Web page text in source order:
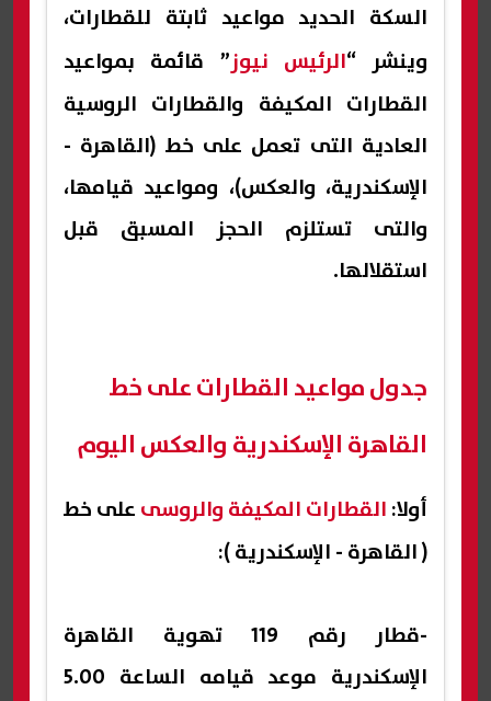
السكة الحديد مواعيد ثابتة للقطارات،
وينشر “الرئيس نيوز” قائمة بمواعيد
القطارات المكيفة والقطارات الروسية
العادية التى تعمل على خط (القاهرة -
الإسكندرية، والعكس)، ومواعيد قيامها،
والتى تستلزم الحجز المسبق قبل
استقلالها.
جدول مواعيد القطارات على خط
القاهرة الإسكندرية والعكس اليوم
أولا:القطارات المكيفة والروسىعلى خط
( القاهرة - الإسكندرية ):
-قطار رقم 119 تهوية القاهرة
الإسكندرية موعد قيامه الساعة 5.00